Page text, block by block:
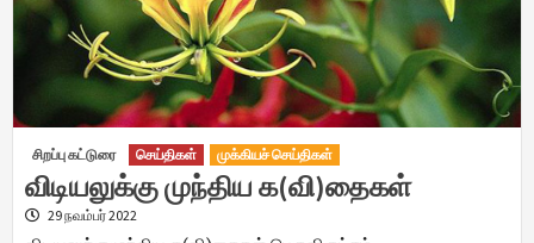
சிறப்பு கட்டுரை செய்திகள் முக்கியச் செய்திகள்
விடியலுக்கு முந்திய க(வி)தைகள்
29 நவம்பர் 2022